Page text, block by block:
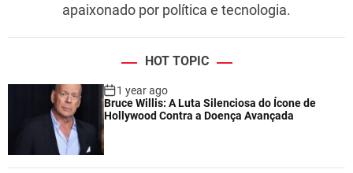
apaixonado por política e tecnologia.
HOT TOPIC
1 year ago
Bruce Willis: A Luta Silenciosa do Ícone de
Hollywood Contra a Doença Avançada